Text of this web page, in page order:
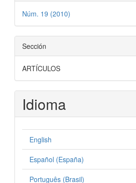
Núm. 19 (2010)
Sección
ARTÍCULOS
Idioma
English
Español (España)
Português (Brasil)